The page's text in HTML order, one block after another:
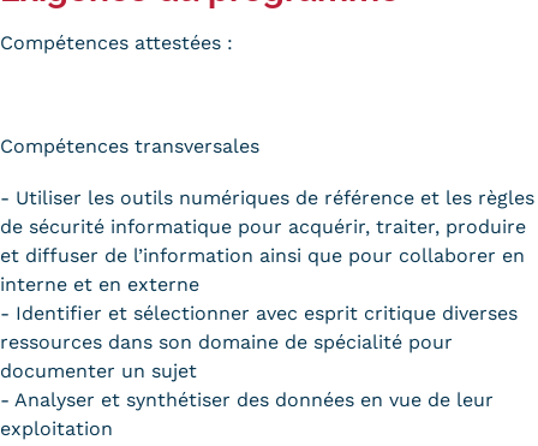
Compétences attestées :
Compétences transversales
- Utiliser les outils numériques de référence et les règles
de sécurité informatique pour acquérir, traiter, produire
et diffuser de l’information ainsi que pour collaborer en
interne et en externe
- Identifier et sélectionner avec esprit critique diverses
ressources dans son domaine de spécialité pour
documenter un sujet
- Analyser et synthétiser des données en vue de leur
exploitation